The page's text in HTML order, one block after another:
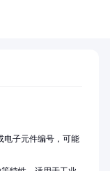
电子元件编号，可能